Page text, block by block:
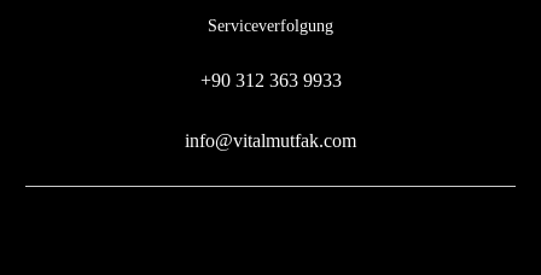
Serviceverfolgung
+90 312 363 9933
info@vitalmutfak.com